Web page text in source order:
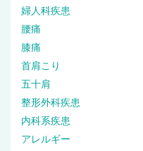
婦人科疾患
腰痛
膝痛
首肩こり
五十肩
整形外科疾患
内科系疾患
アレルギー